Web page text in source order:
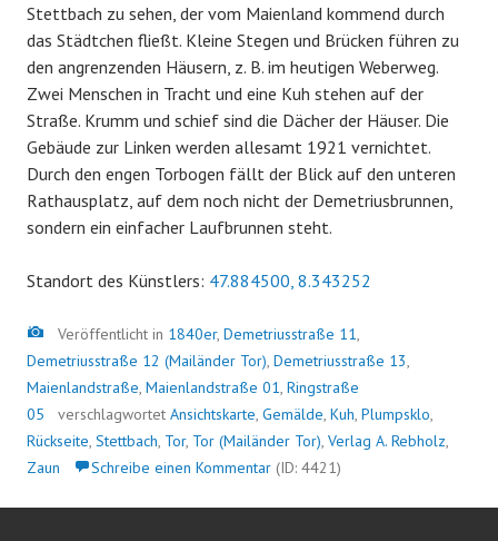
Stettbach zu sehen, der vom Maienland kommend durch
das Städtchen fließt. Kleine Stegen und Brücken führen zu
den angrenzenden Häusern, z. B. im heutigen Weberweg.
Zwei Menschen in Tracht und eine Kuh stehen auf der
Straße. Krumm und schief sind die Dächer der Häuser. Die
Gebäude zur Linken werden allesamt 1921 vernichtet.
Durch den engen Torbogen fällt der Blick auf den unteren
Rathausplatz, auf dem noch nicht der Demetriusbrunnen,
sondern ein einfacher Laufbrunnen steht.
Standort des Künstlers: 47.884500, 8.343252
Bild
Veröffentlicht in 1840er, Demetriusstraße 11,
Demetriusstraße 12 (Mailänder Tor), Demetriusstraße 13,
Maienlandstraße, Maienlandstraße 01, Ringstraße
05
verschlagwortet Ansichtskarte, Gemälde, Kuh, Plumpsklo,
Rückseite, Stettbach, Tor, Tor (Mailänder Tor), Verlag A. Rebholz,
Zaun
Schreibe einen Kommentar (ID: 4421)